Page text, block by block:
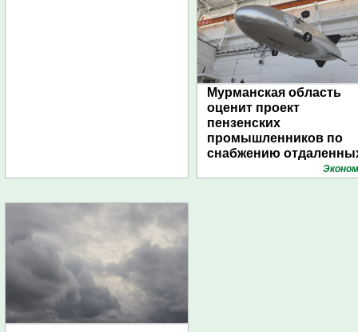
Мурманская область
оценит проект
пензенских
промышленников по
снабжению
поселений с помощью